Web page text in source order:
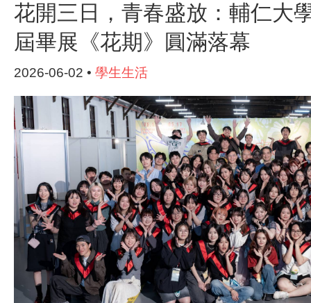
花開三日，青春盛放：輔仁大
屆畢展《花期》圓滿落幕
2026-06-02 • 學生生活